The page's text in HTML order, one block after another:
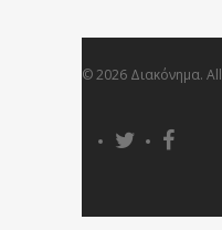
© 2026 Διακόνημα.